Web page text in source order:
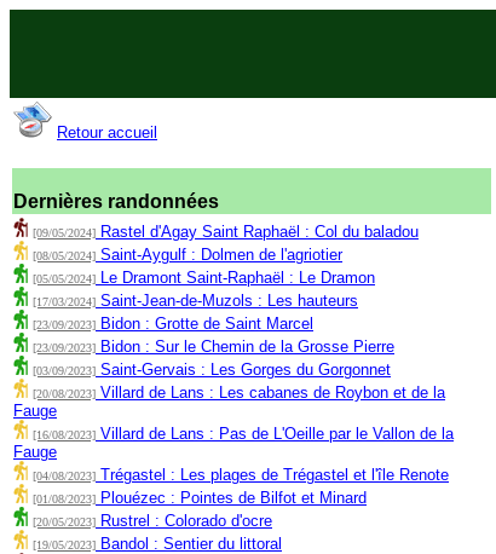
Retour accueil
Dernières randonnées
[09/05/2024] Rastel d'Agay Saint Raphaël : Col du baladou
[08/05/2024] Saint-Aygulf : Dolmen de l'agriotier
[05/05/2024] Le Dramont Saint-Raphaël : Le Dramon
[17/03/2024] Saint-Jean-de-Muzols : Les hauteurs
[23/09/2023] Bidon : Grotte de Saint Marcel
[23/09/2023] Bidon : Sur le Chemin de la Grosse Pierre
[03/09/2023] Saint-Gervais : Les Gorges du Gorgonnet
[20/08/2023] Villard de Lans : Les cabanes de Roybon et de la
Fauge
[16/08/2023] Villard de Lans : Pas de L'Oeille par le Vallon de la
Fauge
[04/08/2023] Trégastel : Les plages de Trégastel et l'île Renote
[01/08/2023] Plouézec : Pointes de Bilfot et Minard
[20/05/2023] Rustrel : Colorado d'ocre
[19/05/2023] Bandol : Sentier du littoral